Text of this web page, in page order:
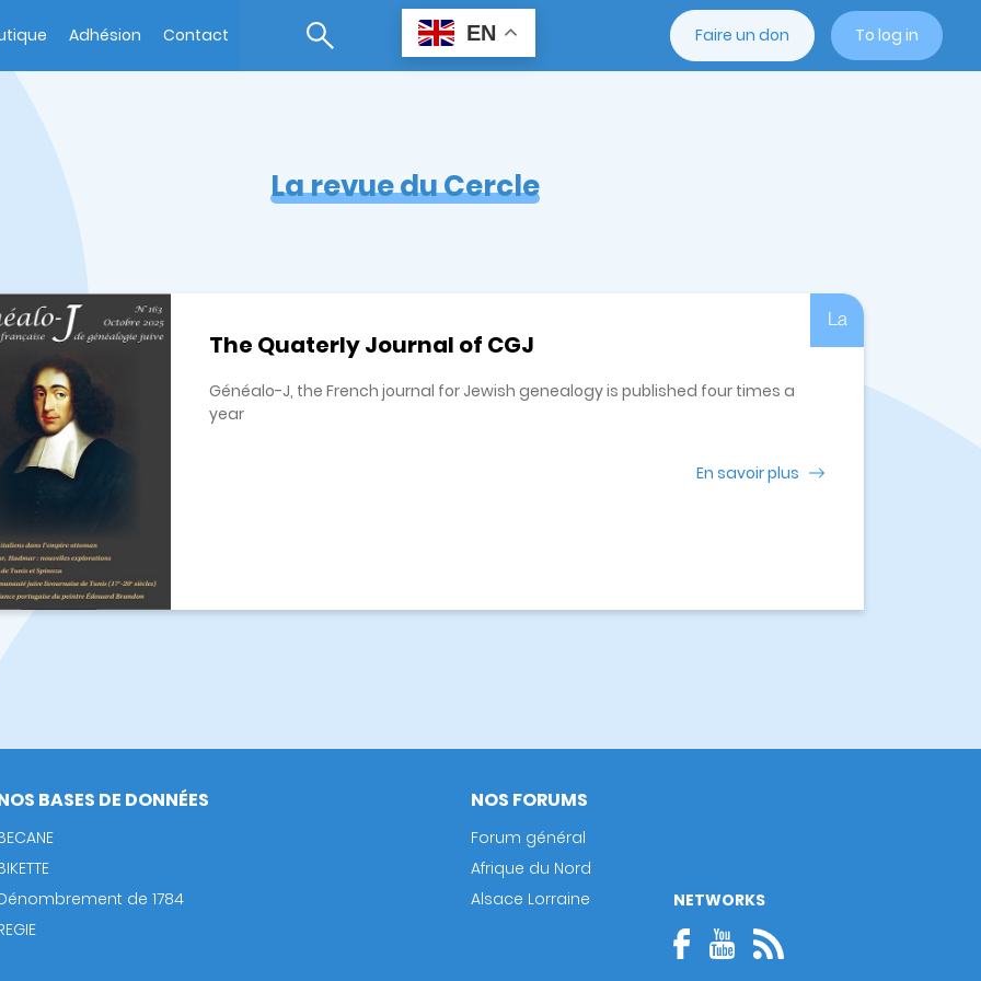
Adhésion Contact EN Faire un don To log in
La revue du Cercle
La
The Quaterly Journal of CGJ
Généalo-J, the French journal for Jewish genealogy is published four times a
year
En savoir plus
BASES DE DONNÉES
de 1784
NOS FORUMS
Forum général
Afrique du Nord
Alsace Lorraine
NETWORKS